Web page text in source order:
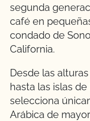
segunda
café en
condado de
California.
Desde las
hasta las islas
selecciona
Arábica de